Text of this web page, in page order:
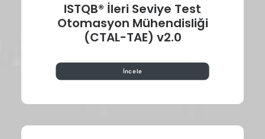
ISTQB® İleri Seviye Test
Otomasyon Mühendisliği
(CTAL-TAE) v2.0
İncele